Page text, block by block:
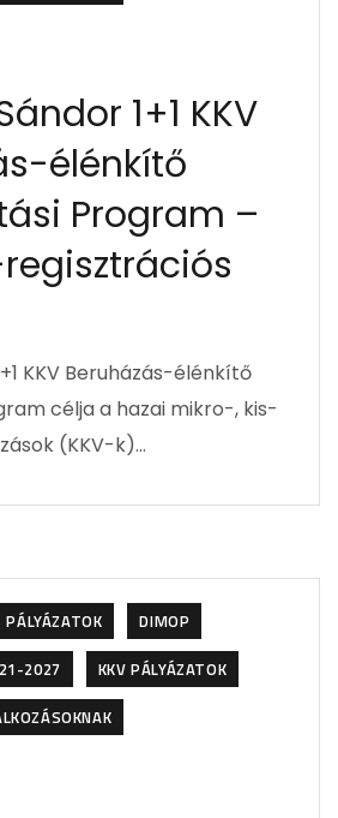
1+1 KKV
élénkítő
Program –
KKV Beruházás-élénkítő
célja a hazai mikro-, kis-
(KKV-k)…
DIMOP
2027
KKV PÁLYÁZATOK